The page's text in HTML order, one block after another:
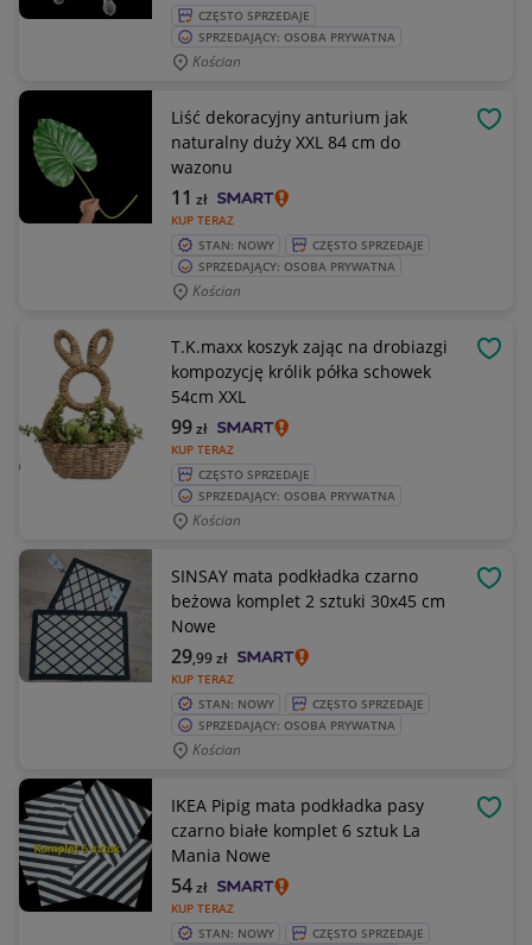
CZĘSTO SPRZEDAJE
SPRZEDAJĄCY: OSOBA PRYWATNA
Kościan
Liść dekoracyjny anturium jak
naturalny duży XXL 84 cm do
wazonu
KUP TERAZ
11 zł
STAN: NOWY
CZĘSTO SPRZEDAJE
SPRZEDAJĄCY: OSOBA PRYWATNA
Kościan
T.K.maxx koszyk zając na drobiazgi
kompozycję królik półka schowek
54cm XXL
KUP TERAZ
99zł
CZĘSTO SPRZEDAJE
SPRZEDAJĄCY: OSOBA PRYWATNA
Kościan
SINSAY mata podkładka czarno
beżowa komplet 2 sztuki 30x45 cm
Nowe
KUP TERAZ
29,99zł
STAN: NOWY
CZĘSTO SPRZEDAJE
SPRZEDAJĄCY: OSOBA PRYWATNA
Kościan
IKEA Pipig mata podkładka pasy
czarno białe komplet 6 sztuk La
Mania Nowe
KUP TERAZ
54zł
STAN: NOWY
CZĘSTO SPRZEDAJE